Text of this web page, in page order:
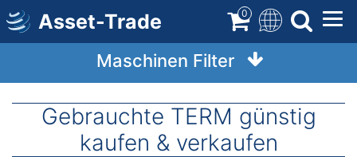
Direkt
zum
Inhalt
Asset-Trade 0
Maschinen Filter
Gebrauchte TERM günstig
kaufen & verkaufen